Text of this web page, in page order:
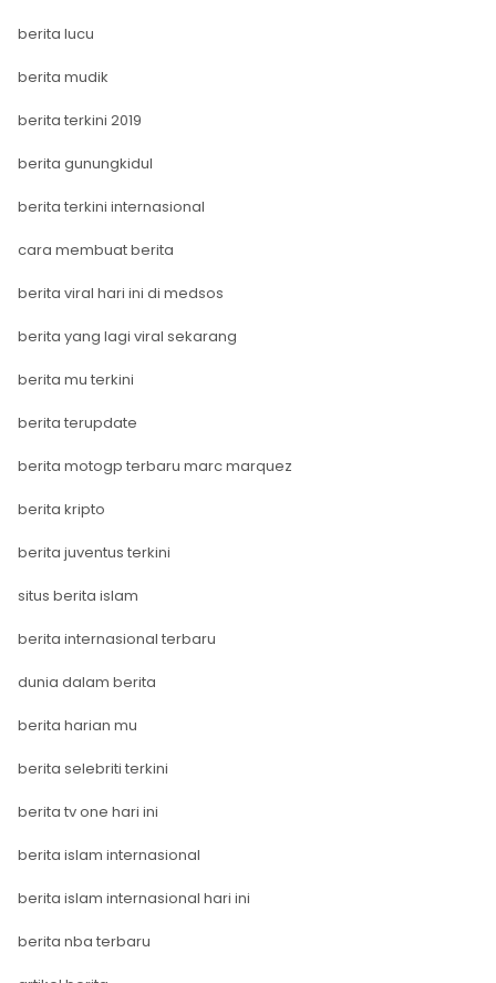
berita lucu
berita mudik
berita terkini 2019
berita gunungkidul
berita terkini internasional
cara membuat berita
berita viral hari ini di medsos
berita yang lagi viral sekarang
berita mu terkini
berita terupdate
berita motogp terbaru marc marquez
berita kripto
berita juventus terkini
situs berita islam
berita internasional terbaru
dunia dalam berita
berita harian mu
berita selebriti terkini
berita tv one hari ini
berita islam internasional
berita islam internasional hari ini
berita nba terbaru